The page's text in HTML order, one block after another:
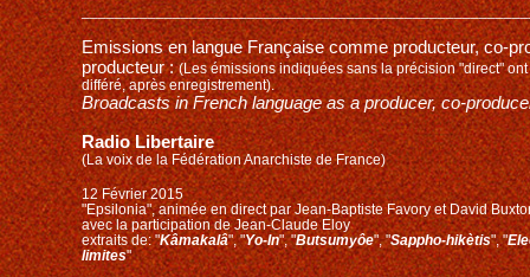
Emissions en langue Française comme producteur, co-
producteur :(Les émissions indiquées sans la précision "direct"
différé, après enregistrement).
Broadcasts in French language as a producer, co-
Radio Libertaire
(La voix de la Fédération Anarchiste de France)
12 Février 2015
"Epsilonia", animée en direct par Jean-Baptiste Favory et David
avec la participation de Jean-Claude Eloy
extraits de: "Kâmakalâ", "Yo-In", "Butsumyôe", "Sappho-hikètis", "
limites"